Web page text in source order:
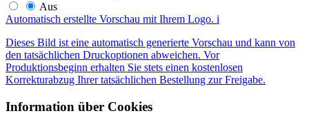
Aus
Automatisch erstellte Vorschau mit Ihrem Logo. i
Dieses Bild ist eine automatisch generierte Vorschau und kann von
den tatsächlichen Druckoptionen abweichen. Vor
Produktionsbeginn erhalten Sie stets einen kostenlosen
Korrekturabzug Ihrer tatsächlichen Bestellung zur Freigabe.
Information über Cookies